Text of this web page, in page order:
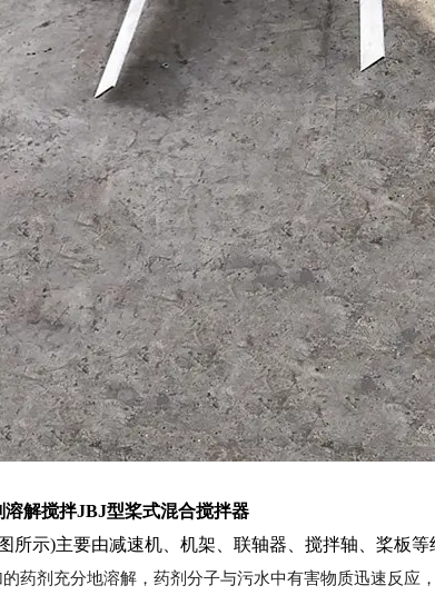
溶解搅拌JBJ型桨式混合搅拌器
所示)主要由减速机、机架、联轴器、搅拌轴、桨板等
药剂充分地溶解，药剂分子与污水中有害物质迅速反应